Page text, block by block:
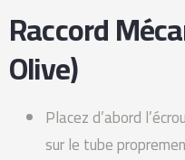
Raccord
Olive)
Placez d’abord
sur le tube